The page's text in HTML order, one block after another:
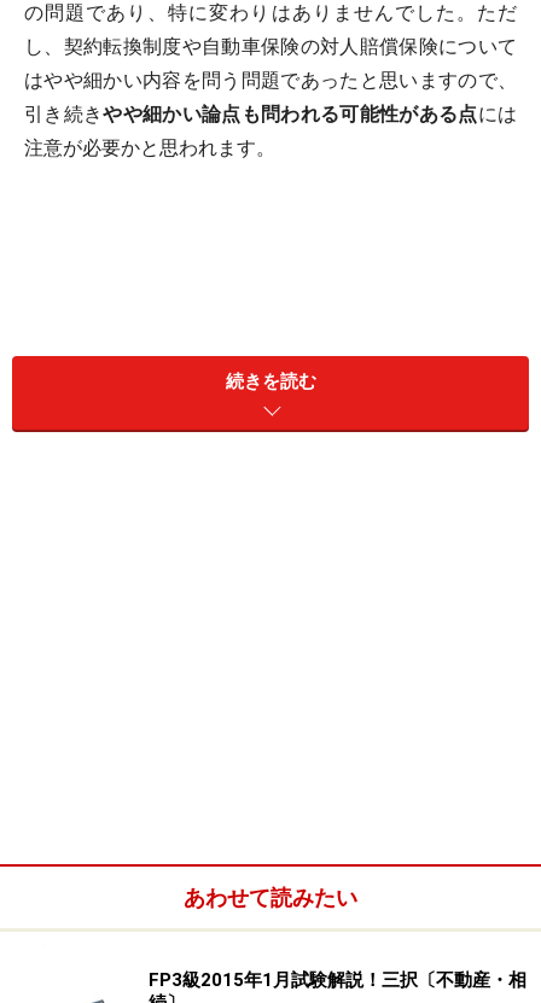
の問題であり、特に変わりはありませんでした。ただ
し、契約転換制度や自動車保険の対人賠償保険について
はやや細かい内容を問う問題であったと思いますので、
引き続きやや細かい論点も問われる可能性がある点には
注意が必要かと思われます。
FP3級 ライフプランニング○×問題を解いて
続きを読む
あわせて読みたい
FP3級2015年1月試験解説！三択〔不動産・相